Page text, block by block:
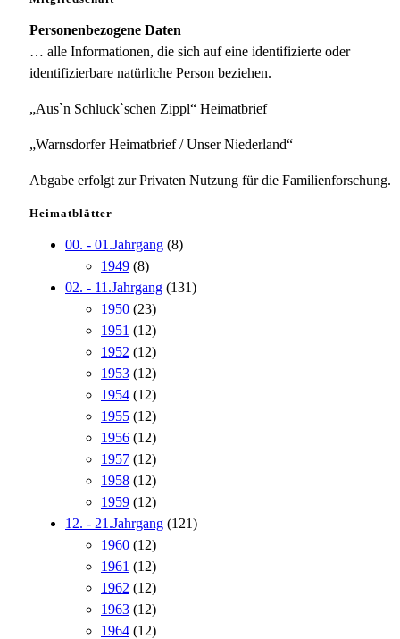
Personenbezogene Daten
… alle Informationen, die sich auf eine identifizierte oder
identifizierbare natürliche Person beziehen.
„Aus`n Schluck`schen Zippl“ Heimatbrief
„Warnsdorfer Heimatbrief / Unser Niederland“
Abgabe erfolgt zur Privaten Nutzung für die Familienforschung.
Heimatblätter
00. - 01.Jahrgang (8)
1949 (8)
02. - 11.Jahrgang (131)
1950 (23)
1951 (12)
1952 (12)
1953 (12)
1954 (12)
1955 (12)
1956 (12)
1957 (12)
1958 (12)
1959 (12)
12. - 21.Jahrgang (121)
1960 (12)
1961 (12)
1962 (12)
1963 (12)
1964 (12)